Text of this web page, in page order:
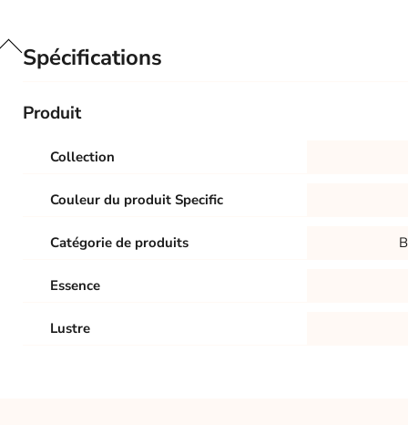
Spécifications
Produit
Collection
Couleur du produit Specific
Catégorie de produits
Essence
Lustre